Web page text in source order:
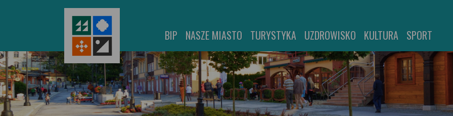
BIP NASZE MIASTO TURYSTYKA UZDROWISKO KULTURA SPORT